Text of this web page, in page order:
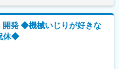
務
るため職種未経験＆技術的な知識が
能となっております。
ステムやIoT製品を扱っており、業務
開発 ◆機械いじりが好きな
休◆